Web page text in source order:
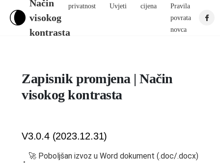
Način
visokog
kontrasta
privatnost Uvjeti cijena
Pravila
povrata
novca
Zapisnik promjena | Način
visokog kontrasta
V3.0.4 (2023.12.31)
🚀 Poboljšan izvoz u Word dokument (.doc/.docx)